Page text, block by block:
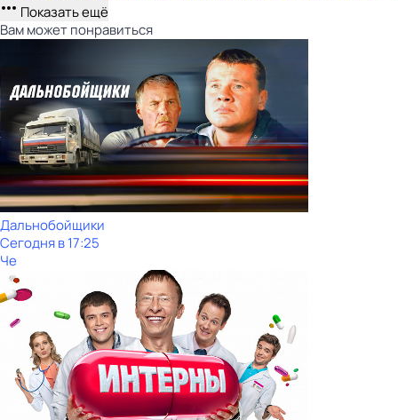
Показать ещё
Вам может понравиться
Дальнобойщики
Сегодня в 17:25
Че